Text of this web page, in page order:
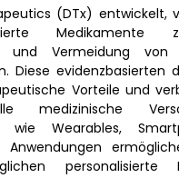
(DTx) entwickelt,
Medikamente
und Vermeidung von
Diese evidenzbasierten
Vorteile und
medizinische
wie Wearables,
Anwendungen
personalisierte